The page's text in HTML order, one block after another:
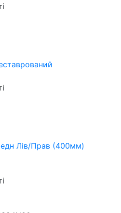
Лів/Прав (400мм)